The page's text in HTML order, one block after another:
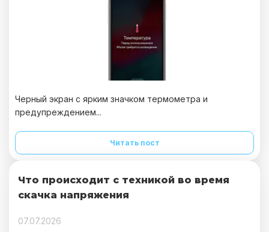
Черный экран с ярким значком термометра и
предупреждением...
Читать пост
Что происходит с техникой во время
скачка напряжения
07.07.2026